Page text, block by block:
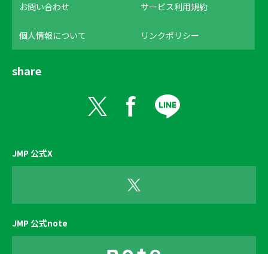
お問い合わせ サービス利用規約
個人情報について リンクポリシー
share
JMP 公式X
JMP 公式note